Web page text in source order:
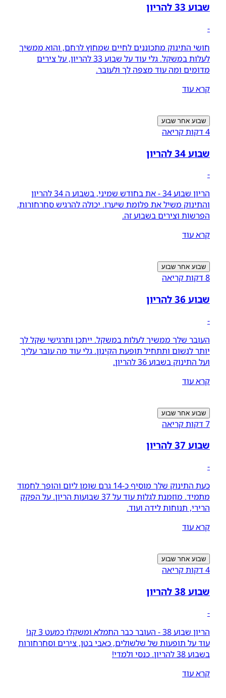
שבוע 33 להריון
-
חושי התינוק מתכוננים לחיים שמחוץ לרחם, והוא ממשיך
לעלות במשקל. גלי עוד על שבוע 33 להריון, על צירים
מדומים ומה עוד מצפה לך ולעובר.
קרא עוד
שבוע אחר שבוע
4 דקות קריאה
שבוע 34 להריון
-
הריון שבוע 34 - את בחודש שמיני, בשבוע ה 34 להריון
והתינוק משיל את פלומת שיערו. יכולה להרגיש סחרחורות,
הפרשות וצירים בשבוע זה.
קרא עוד
שבוע אחר שבוע
8 דקות קריאה
שבוע 36 להריון
-
העובר שלך ממשיך לעלות במשקל. ייתכן ותרגישי שקל לך
יותר לנשום ותתחיל תופעת הקינון. גלי עוד מה עובר עליך
ועל התינוק בשבוע 36 להריון.
קרא עוד
שבוע אחר שבוע
7 דקות קריאה
שבוע 37 להריון
-
כעת התינוק שלך מוסיף כ-14 גרם שומן ליום והופך לחמוד
מתמיד. מוזמנת לגלות עוד על 37 שבועות הריון. על הפקק
הרירי, תנוחות לידה ועוד.
קרא עוד
שבוע אחר שבוע
4 דקות קריאה
שבוע 38 להריון
-
הריון שבוע 38 - העובר כבר התמלא ומשקלו כמעט 3 קג!
עוד על תופעות של שלשולים, כאבי בטן, צירים וסחרחורות
בשבוע 38 להריון. כנסי ולמדי!
קרא עוד